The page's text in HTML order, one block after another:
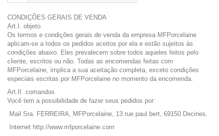
CONDIÇÕES GERAIS DE VENDA
Art.I. objeto
Os termos e condições gerais de venda da empresa MFPorcelaine
aplicam-se a todos os pedidos aceitos por ela e estão sujeitos às
condições abaixo. Eles prevalecem sobre todos aqueles feitos pelo
cliente, escritos ou não. Todas as encomendas feitas com
MFPorcelaine, implica a sua aceitação completa, exceto condições
especiais escritas por MFPorcelaine no momento da encomenda.
Art.II. comandos
Você tem a possibilidade de fazer seus pedidos por:
Mail Sra. FERREIRA, MFPorcelaine, 13 rue paul bert, 69150 Decines.
Internet http://www.mfporcelaine.com